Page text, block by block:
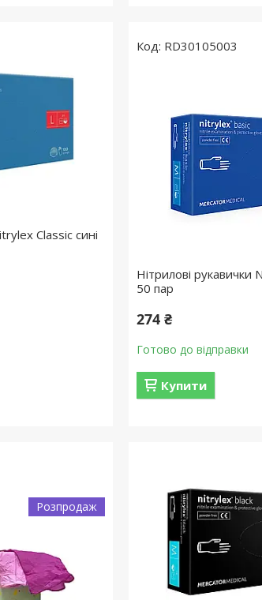
Classic сині
RD30105003
Нітрилові рукавички
50 пар
274 ₴
Готово до відправки
Купити
Розпродаж